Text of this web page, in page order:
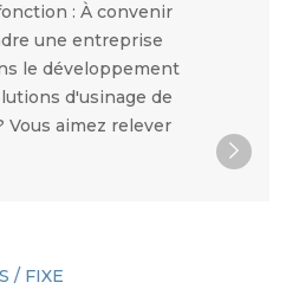
: À convenir
une entreprise
le développement
d'usinage de
aimez relever
/ FIXE